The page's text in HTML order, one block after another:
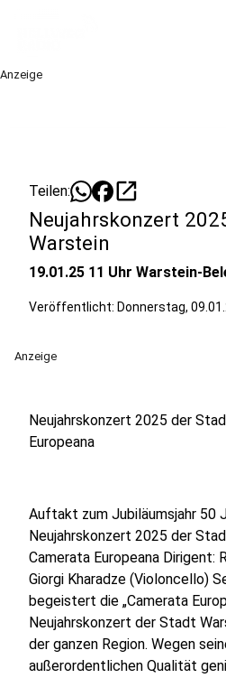
Anzeige
Teilen: open_in_new
Neujahrskonzert
Warstein
19.01.25 11 Uhr Warstein-
Veröffentlicht: Donnerstag,
Anzeige
Neujahrskonzert 2025 der
Europeana
Auftakt zum Jubiläumsjahr 50
Neujahrskonzert 2025 der
Camerata Europeana Dirigent:
Giorgi Kharadze (Violoncello)
begeistert die „Camerata
Neujahrskonzert der Stadt
der ganzen Region. Wegen
außerordentlichen Qualität